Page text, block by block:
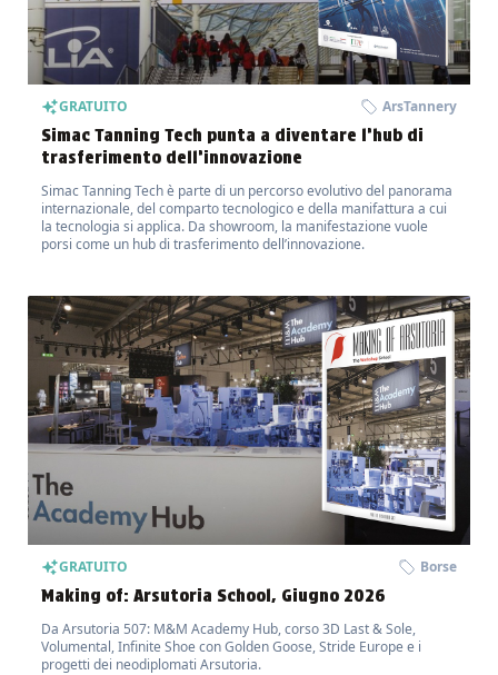
GRATUITO ArsTannery
Simac Tanning Tech punta a diventare l’hub di
trasferimento dell’innovazione
Simac Tanning Tech è parte di un percorso evolutivo del panorama
internazionale, del comparto tecnologico e della manifattura a cui
la tecnologia si applica. Da showroom, la manifestazione vuole
porsi come un hub di trasferimento dell’innovazione.
GRATUITO Borse
Making of: Arsutoria School, Giugno 2026
Da Arsutoria 507: M&M Academy Hub, corso 3D Last & Sole,
Volumental, Infinite Shoe con Golden Goose, Stride Europe e i
progetti dei neodiplomati Arsutoria.